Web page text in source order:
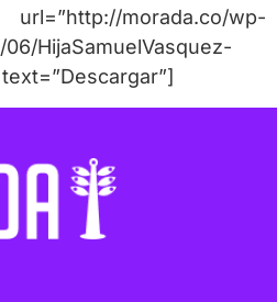
morada.co/wp-
HijaSamuelVasquez-